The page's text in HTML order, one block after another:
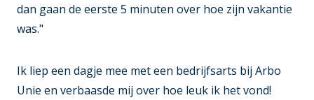
dan gaan de eerste 5 minuten over hoe zijn vakantie
was."
Ik liep een dagje mee met een bedrijfsarts bij Arbo
Unie en verbaasde mij over hoe leuk ik het vond!